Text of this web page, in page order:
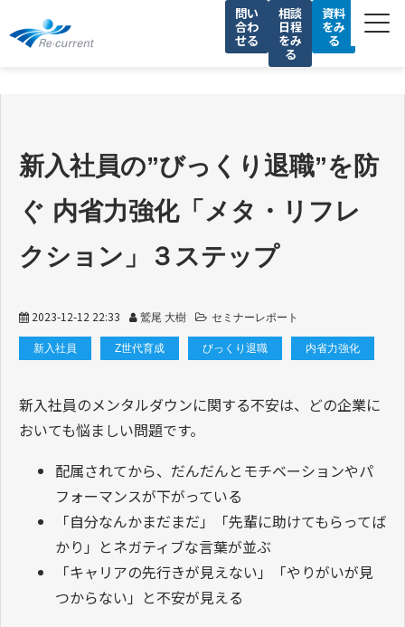
問い
合わ
せる
相談
日程
をみ
る
資料
をみ
る
セミナー
コラム
会社情報
新入社員の”びっくり退職”を防
ぐ 内省力強化「メタ・リフレ
クション」３ステップ
2023-12-12 22:33 鷲尾 大樹 セミナーレポート
新入社員 Z世代育成 びっくり退職 内省力強化
新入社員のメンタルダウンに関する不安は、どの企業に
おいても悩ましい問題です。
配属されてから、だんだんとモチベーションやパ
フォーマンスが下がっている
「自分なんかまだまだ」「先輩に助けてもらってば
かり」とネガティブな言葉が並ぶ
「キャリアの先行きが見えない」「やりがいが見
つからない」と不安が見える